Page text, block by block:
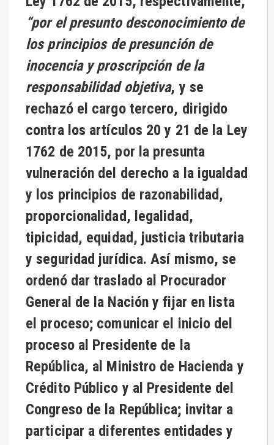
“por el presunto desconocimiento de
los principios de presunción de
inocencia y proscripción de la
responsabilidad objetiva, y se
rechazó el cargo tercero, dirigido
contra los artículos 20 y 21 de la Ley
1762 de 2015, por la presunta
vulneración del derecho a la igualdad
y los principios de razonabilidad,
proporcionalidad, legalidad,
tipicidad, equidad, justicia tributaria
y seguridad jurídica. Así mismo, se
ordenó dar traslado al Procurador
General de la Nación y fijar en lista
el proceso; comunicar el inicio del
proceso al Presidente de la
República, al Ministro de Hacienda y
Crédito Público y al Presidente del
Congreso de la República; invitar a
participar a diferentes entidades y